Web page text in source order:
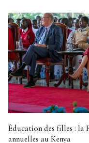
Éducation des filles : la
annuelles au Kenya